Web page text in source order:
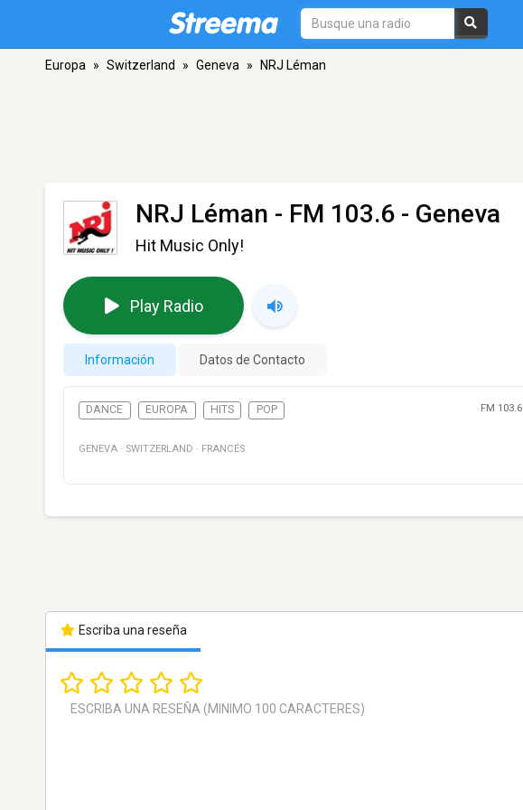
Europa » Switzerland » Geneva » NRJ Léman
NRJ Léman - FM 103.6 - Geneva
Hit Music Only!
Play Radio
Información Datos de Contacto
DANCE EUROPA HITS POP FM 103.6
GENEVA · SWITZERLAND · FRANCÉS
Escriba una reseña